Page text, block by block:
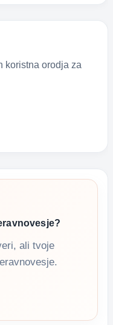
koristna orodja za
ali tvoje